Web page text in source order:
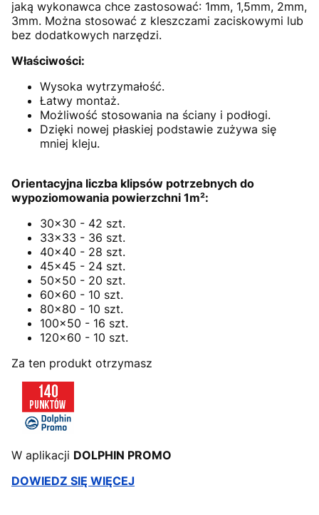
jaką wykonawca chce zastosować: 1mm, 1,5mm, 2mm,
3mm. Można stosować z kleszczami zaciskowymi lub
bez dodatkowych narzędzi.
Właściwości:
Wysoka wytrzymałość.
Łatwy montaż.
Możliwość stosowania na ściany i podłogi.
Dzięki nowej płaskiej podstawie zużywa się
mniej kleju.
Orientacyjna liczba klipsów potrzebnych do
wypoziomowania powierzchni 1m²:
30x30 - 42 szt.
33x33 - 36 szt.
40x40 - 28 szt.
45x45 - 24 szt.
50x50 - 20 szt.
60x60 - 10 szt.
80x80 - 10 szt.
100x50 - 16 szt.
120x60 - 10 szt.
Za ten produkt otrzymasz
W aplikacji DOLPHIN PROMO
DOWIEDZ SIĘ WIĘCEJ